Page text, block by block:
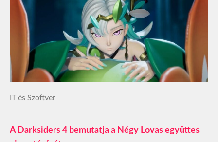
IT és Szoftver
A Darksiders 4 bemutatja a Négy Lovas együttes